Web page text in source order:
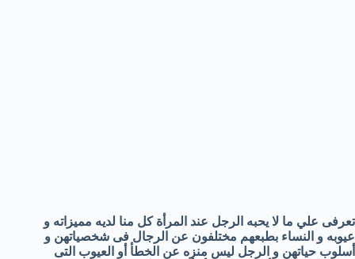
تعرفى علي ما لا يحبه الرجل عند المرأة كل منا لديه مميزاته و
عيوبه و النساء بطبعهم مختلفون عن الرجال فى شخصياتهن و
أسلوب حياتهن و الرجل ليس منزه عن الخطأ أو العيوب التى